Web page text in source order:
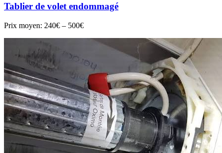
Tablier de volet endommagé
Prix moyen: 240€ – 500€